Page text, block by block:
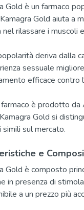
Gold è un farmaco
Gold aiuta a
nel rilassare i muscoli
deriva dalla
sessuale
efficace contro
è prodotto da
Gold si
sul mercato.
e
Gold è composto
in presenza di
a un prezzo più